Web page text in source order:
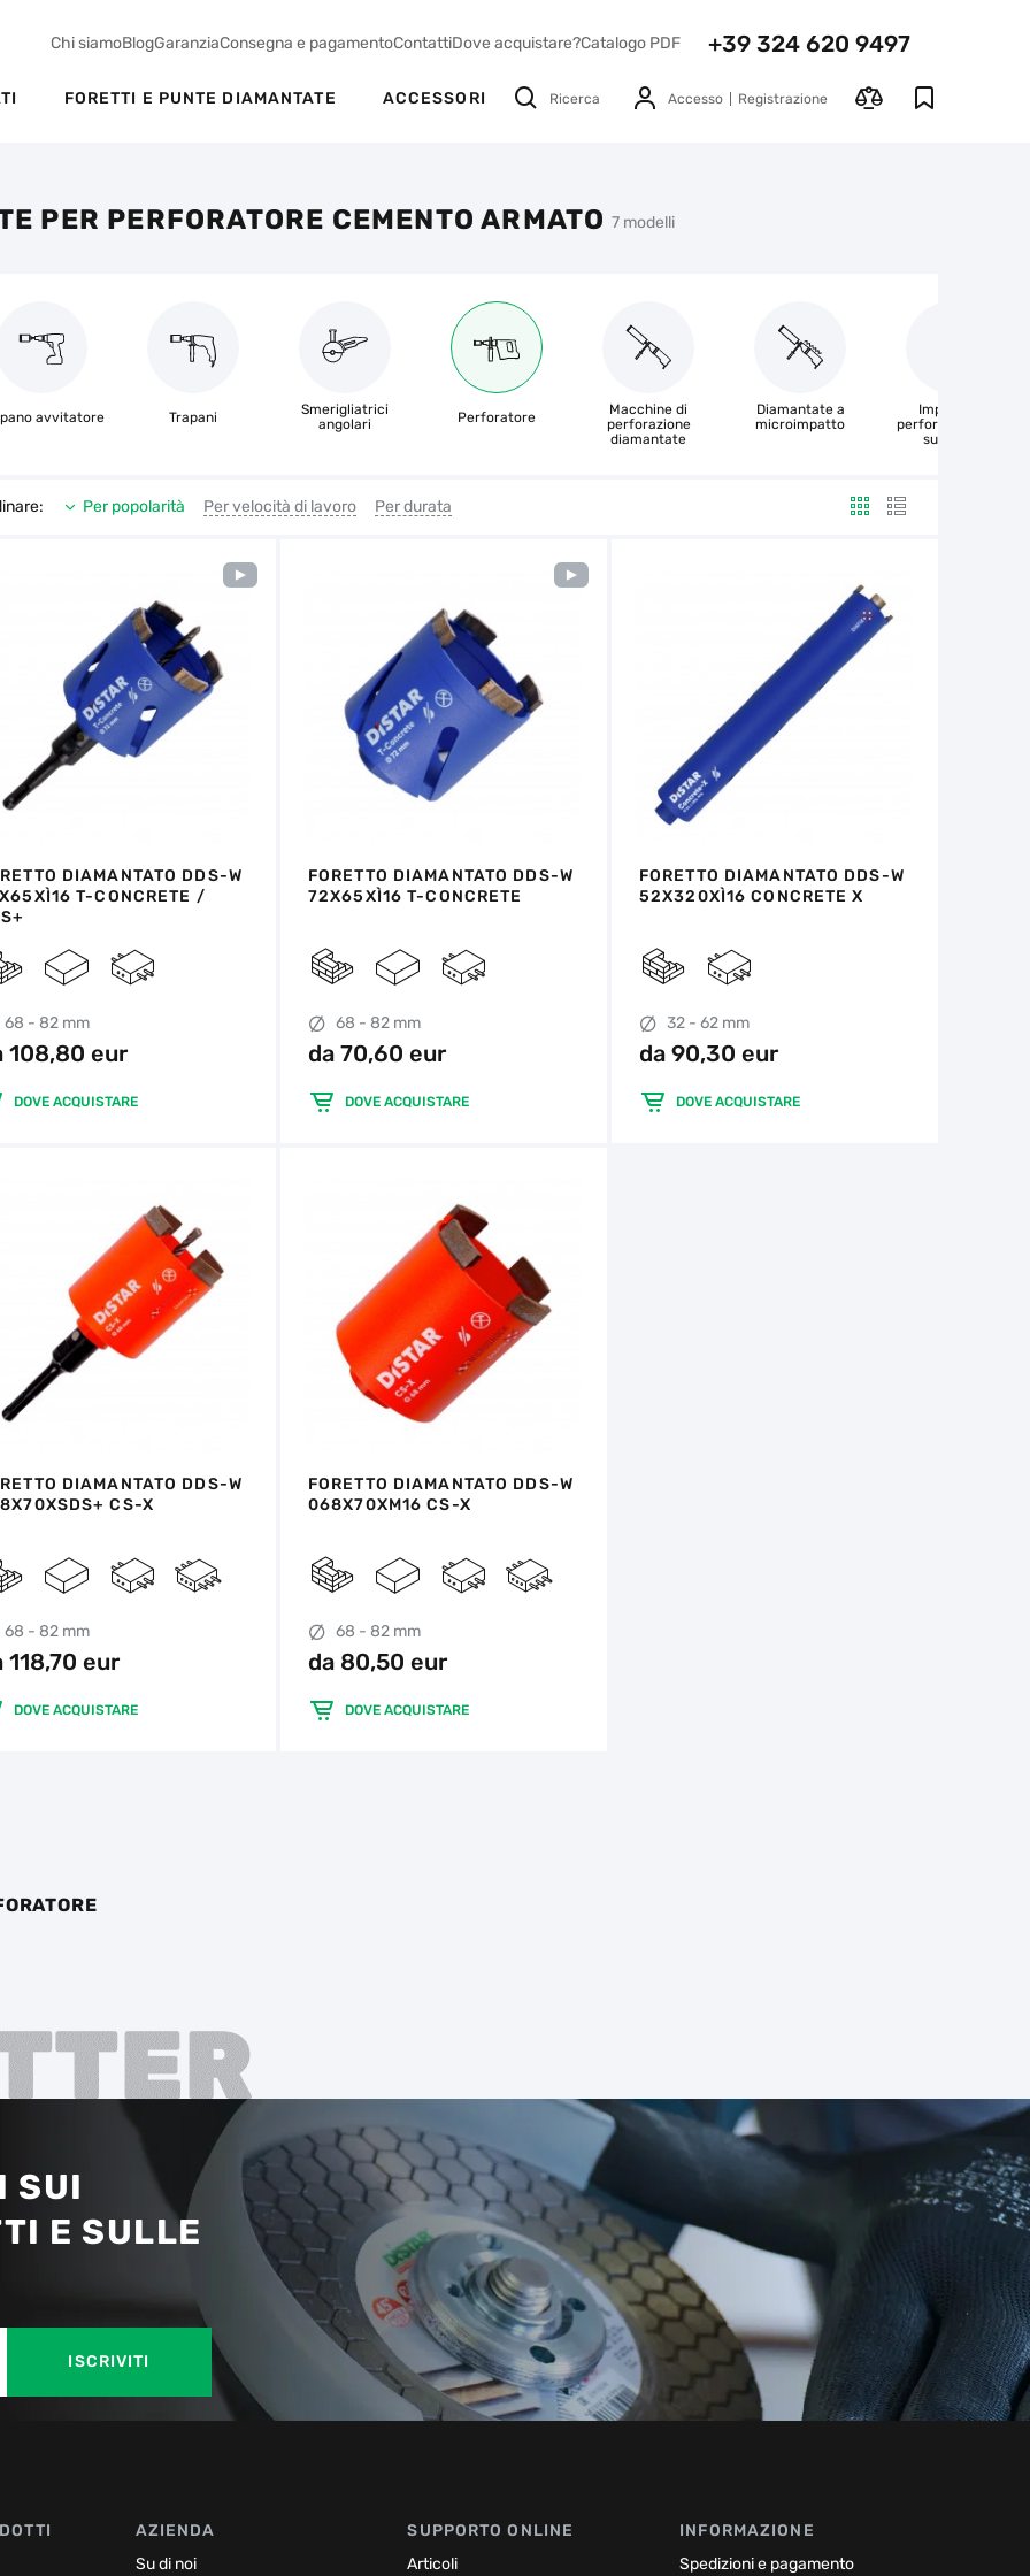
Chi siamoBlogGaranziaConsegna e pagamentoContattiDove acquistare?Catalogo PDF +39 324 620 9497
FORETTI E PUNTE DIAMANTATE ACCESSORI Ricerca Accesso Registrazione
PER PERFORATORE CEMENTO ARMATO 7 modelli
avvitatore Trapani
Smerigliatrici
angolari
Perforatore
Macchine di
perforazione
diamantate
Diamantate a
microimpatto
Impianti di
perforazione con
supporto
Per popolarità Per velocità di lavoro Per durata
DIAMANTATO DDS-W
T-CONCRETE /
68 - 82 mm
108,80 eur
DOVE ACQUISTARE
FORETTO DIAMANTATO DDS-W
72X65XÌ16 T-CONCRETE
68 - 82 mm
da 70,60 eur
DOVE ACQUISTARE
FORETTO DIAMANTATO DDS-W
52X320XÌ16 CONCRETE X
32 - 62 mm
da 90,30 eur
DOVE ACQUISTARE
DIAMANTATO DDS-W
CS-X
68 - 82 mm
118,70 eur
DOVE ACQUISTARE
FORETTO DIAMANTATO DDS-W
068X70XM16 CS-X
68 - 82 mm
da 80,50 eur
DOVE ACQUISTARE
SUI
E SULLE
ISCRIVITI
AZIENDA
Su di noi
SUPPORTO ONLINE
Articoli
INFORMAZIONE
Spedizioni e pagamento